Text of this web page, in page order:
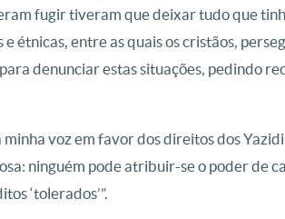
fugir tiveram que deixar tudo que
étnicas, entre as quais os cristãos,
denunciar estas situações, pedindo
minha voz em favor dos direitos dos
ninguém pode atribuir-se o poder de
‘tolerados’”.